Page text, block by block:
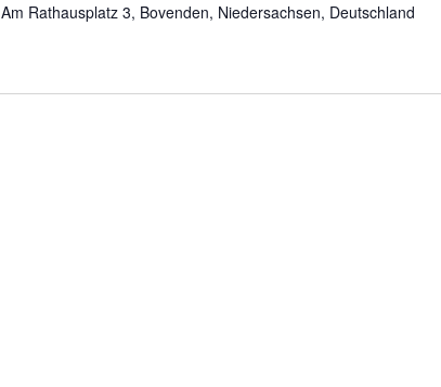
Am Rathausplatz 3, Bovenden, Niedersachsen, Deutschland